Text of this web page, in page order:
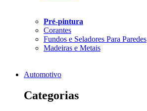
Pré-pintura
Corantes
Fundos e Seladores Para Paredes
Madeiras e Metais
Automotivo
Categorias